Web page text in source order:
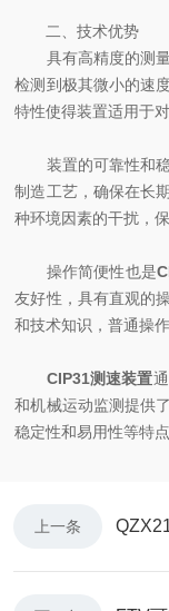
二、技术优势
具有高精度的测量
检测到极其微小的速
特性使得装置适用于
装置的可靠性和稳
制造工艺，确保在长
种环境因素的干扰，
操作简便性也是
友好性，具有直观的
和技术知识，普通操
CIP31测速装置
和机械运动监测提供
稳定性和易用性等特
上一条